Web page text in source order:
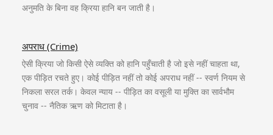
अनुमति के बिना वह क्रिया हानि बन जाती है।
अपराध (Crime)
ऐसी क्रिया जो किसी ऐसे व्यक्ति को हानि पहुँचाती है जो इसे नहीं चाहता था,
एक पीड़ित रचते हुए। कोई पीड़ित नहीं तो कोई अपराध नहीं -- स्वर्ण नियम से
निकला सरल तर्क। केवल न्याय -- पीड़ित का वसूली या मुक्ति का सार्वभौम
चुनाव -- नैतिक ऋण को मिटाता है।